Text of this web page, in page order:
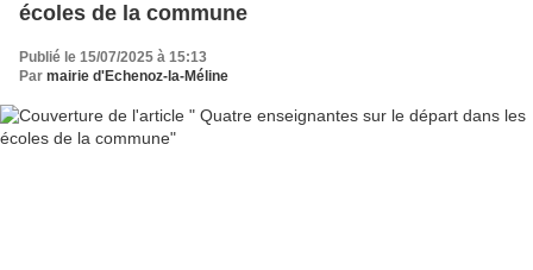
écoles de la commune
Publié le 15/07/2025 à 15:13
Par mairie d'Echenoz-la-Méline